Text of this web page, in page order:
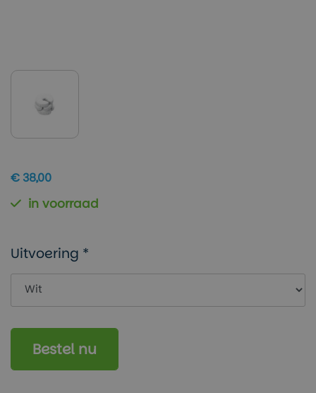
€ 38,00
in voorraad
Uitvoering *
Bestel nu